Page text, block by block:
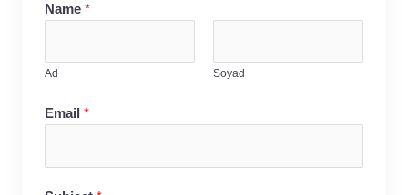
Name *
Ad Soyad
Email *